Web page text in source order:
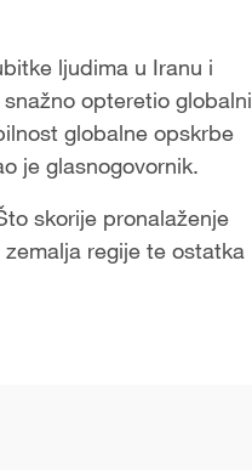
ljudima u Iranu i
opteretio globalni
globalne opskrbe
je glasnogovornik.
skorije pronalaženje
regije te ostatka